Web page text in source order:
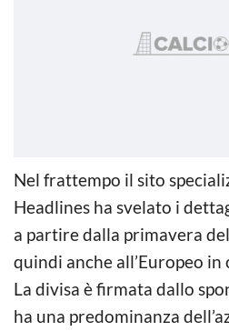
Nel frattempo il sito
Headlines ha svelato i
a partire dalla primavera
quindi anche all’Europeo
La divisa è firmata dallo
ha una predominanza